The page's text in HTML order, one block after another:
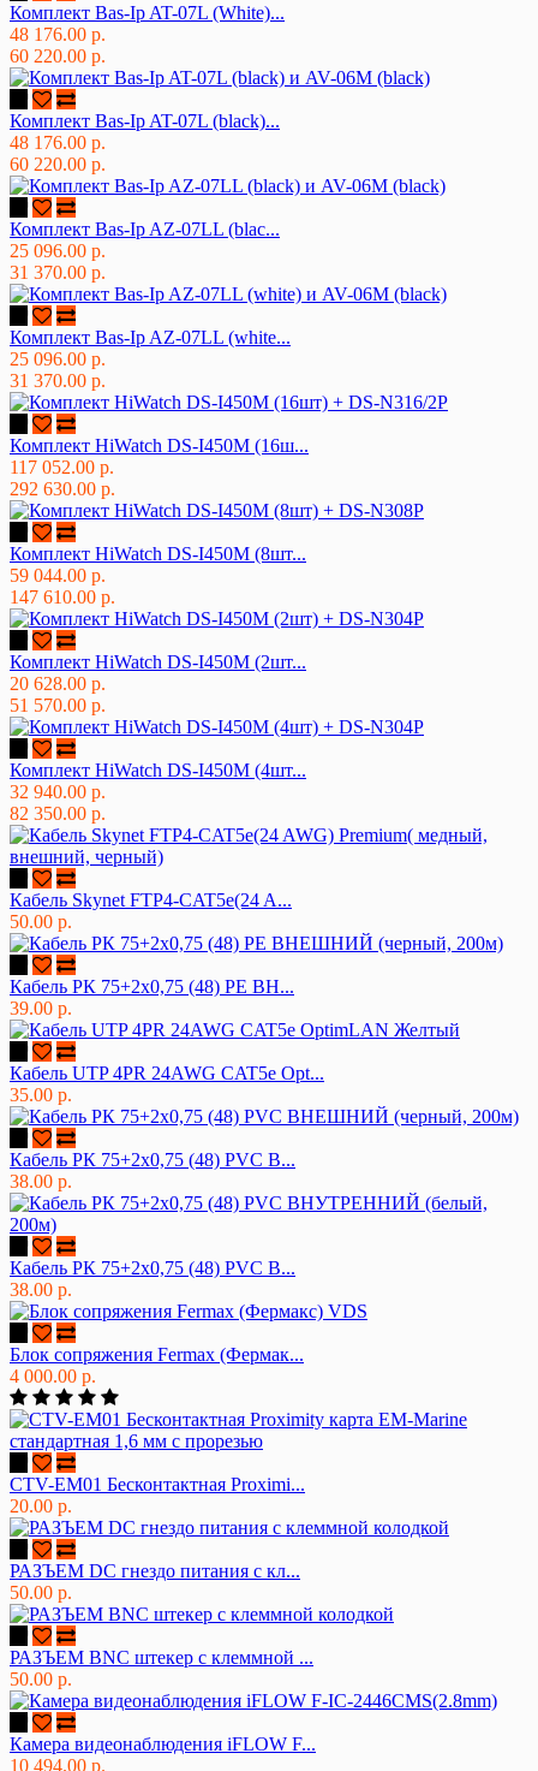
Комплект Bas-Ip AT-07L (White)...
48 176.00 р.
60 220.00 р.
Комплект Bas-Ip AT-07L (black)...
48 176.00 р.
60 220.00 р.
Комплект Bas-Ip AZ-07LL (blac...
25 096.00 р.
31 370.00 р.
Комплект Bas-Ip AZ-07LL (white...
25 096.00 р.
31 370.00 р.
Комплект HiWatch DS-I450M (16ш...
117 052.00 р.
292 630.00 р.
Комплект HiWatch DS-I450M (8шт...
59 044.00 р.
147 610.00 р.
Комплект HiWatch DS-I450M (2шт...
20 628.00 р.
51 570.00 р.
Комплект HiWatch DS-I450M (4шт...
32 940.00 р.
82 350.00 р.
Кабель Skynet FTP4-CAT5e(24 A...
50.00 р.
Кабель РК 75+2х0,75 (48) PE ВН...
39.00 р.
Кабель UTP 4PR 24AWG CAT5e Opt...
35.00 р.
Кабель РК 75+2х0,75 (48) PVC В...
38.00 р.
Кабель РК 75+2х0,75 (48) PVC В...
38.00 р.
Блок сопряжения Fermax (Фермак...
4 000.00 р.
CTV-EM01 Бесконтактная Proximi...
20.00 р.
РАЗЪЕМ DC гнездо питания с кл...
50.00 р.
РАЗЪЕМ BNC штекер с клеммной ...
50.00 р.
Камера видеонаблюдения iFLOW F...
10 494.00 р.